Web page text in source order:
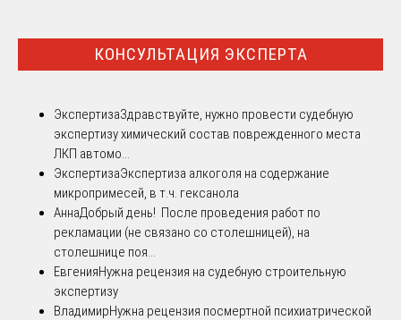
КОНСУЛЬТАЦИЯ ЭКСПЕРТА
ЭкспертизаЗдравствуйте, нужно провести судебную
экспертизу химический состав поврежденного места
ЛКП автомо...
ЭкспертизаЭкспертиза алкоголя на содержание
микропримесей, в т.ч. гексанола
АннаДобрый день! После проведения работ по
рекламации (не связано со столешницей), на
столешнице поя...
ЕвгенияНужна рецензия на судебную строительную
экспертизу
ВладимирНужна рецензия посмертной психиатрической